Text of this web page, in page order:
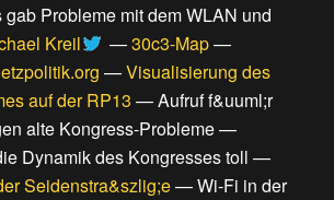
gab Probleme mit dem WLAN und
Kreil —30c3-Map—
—Visualisierung des
auf der RP13 —Aufruf f&uuml;r
alte Kongress-Probleme—
Dynamik des Kongresses toll —
Seidenstra&szlig;e—Wi-Fi in der